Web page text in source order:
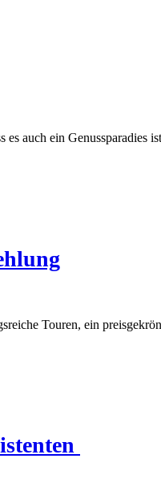
es auch ein Genussparadies
Touren, ein